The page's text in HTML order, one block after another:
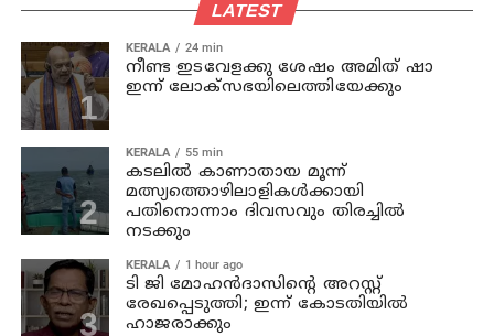
LATEST
KERALA 24 min
നീണ്ട ഇടവേളക്കു ശേഷം അമിത് ഷാ
ഇന്ന് ലോക്‌സഭയിലെത്തിയേക്കും
KERALA 55 min
കടലില്‍ കാണാതായ മൂന്ന്
മത്സ്യത്തൊഴിലാളികള്‍ക്കായി
പതിനൊന്നാം ദിവസവും തിരച്ചില്‍
നടക്കും
KERALA 1 hour ago
ടി ജി മോഹന്‍ദാസിന്റെ അറസ്റ്റ്
രേഖപ്പെടുത്തി; ഇന്ന് കോടതിയില്‍
ഹാജരാക്കും